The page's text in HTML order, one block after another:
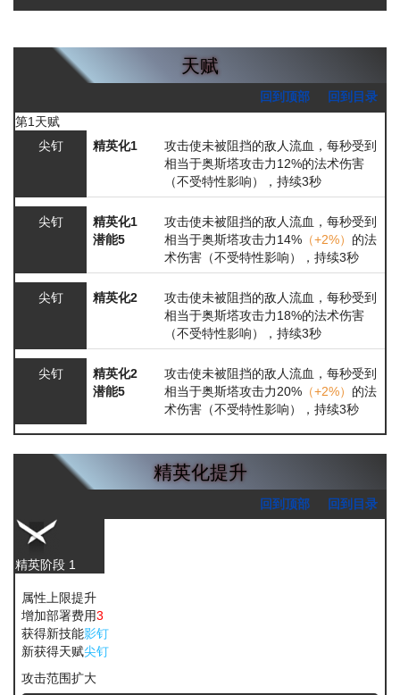
天赋
回到顶部
回到目录
第1天赋
尖钉
精英化1
攻击使未被阻挡的敌人流血，每秒受到
相当于奥斯塔攻击力12%的法术伤害
（不受特性影响），持续3秒
尖钉
精英化1
潜能5
攻击使未被阻挡的敌人流血，每秒受到
相当于奥斯塔攻击力14% （+2%） 的法
术伤害（不受特性影响），持续3秒
尖钉 精英化2
攻击使未被阻挡的敌人流血，每秒受到
相当于奥斯塔攻击力18%的法术伤害
（不受特性影响），持续3秒
尖钉
精英化2
潜能5
攻击使未被阻挡的敌人流血，每秒受到
相当于奥斯塔攻击力20% （+2%） 的法
术伤害（不受特性影响），持续3秒
精英化提升
回到顶部 回到目录
精英阶段 1
属性上限提升
增加部署费用3
获得新技能影钉
新获得天赋尖钉
攻击范围扩大